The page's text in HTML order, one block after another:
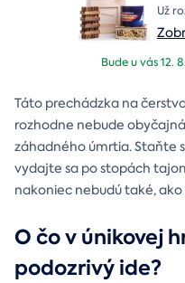
Už
Bude u vás 12.
Táto prechádzka na
rozhodne nebude
záhadného úmrtia. Staňte
vydajte sa po stopách
nakoniec nebudú také,
O čo v únikovej
podozrivý ide?